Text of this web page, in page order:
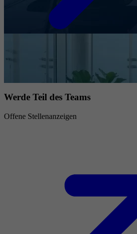
Werde Teil des Teams
Offene Stellenanzeigen